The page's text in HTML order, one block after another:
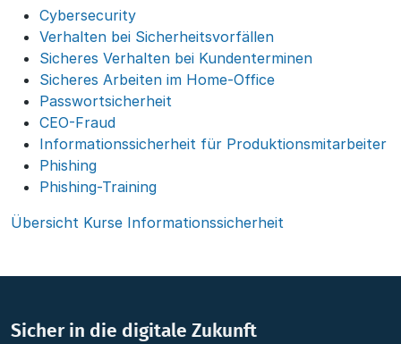
Cybersecurity
Verhalten bei Sicherheitsvorfällen
Sicheres Verhalten bei Kundenterminen
Sicheres Arbeiten im Home-Office
Passwortsicherheit
CEO-Fraud
Informationssicherheit für Produktionsmitarbeiter
Phishing
Phishing-Training
Übersicht Kurse Informationssicherheit
Sicher in die digitale Zukunft